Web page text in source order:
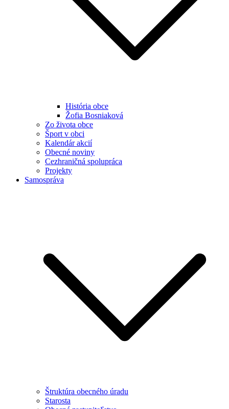
História obce
Žofia Bosniaková
Zo života obce
Šport v obci
Kalendár akcií
Obecné noviny
Cezhraničná spolupráca
Projekty
Samospráva
Štruktúra obecného úradu
Starosta